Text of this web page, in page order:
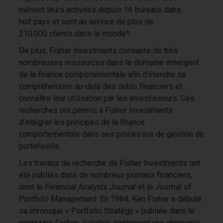
mènent leurs activités depuis 16 bureaux dans
huit pays et sont au service de plus de
210.000 clients dans le monde*.
De plus, Fisher Investments consacre de très
nombreuses ressources dans le domaine émergent
de la finance comportementale afin d’étendre sa
compréhension au-delà des outils financiers et
connaître leur utilisation par les investisseurs. Ces
recherches ont permis à Fisher Investments
d’intégrer les principes de la finance
comportementale dans ses processus de gestion de
portefeuille.
Les travaux de recherche de Fisher Investments ont
été publiés dans de nombreux journaux financiers,
dont le Financial Analysts Journal et le Journal of
Portfolio Management. En 1984, Ken Fisher a débuté
sa chronique « Portfolio Stratégy » publiée dans le